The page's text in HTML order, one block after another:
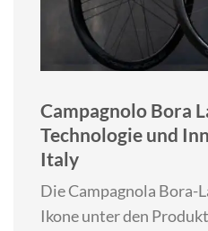
Campagnolo Bora
Technologie und
Italy
Die Campagnola Bora-
Ikone unter den